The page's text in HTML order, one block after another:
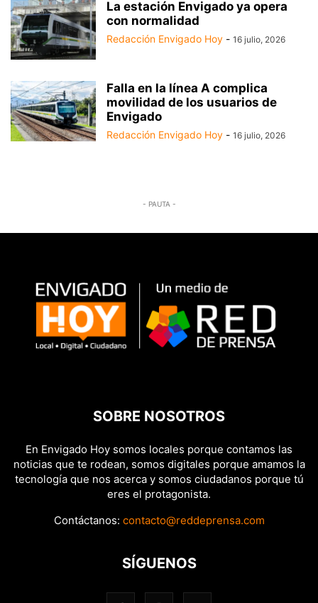
La estación Envigado ya opera
con normalidad
Redacción Envigado Hoy - 16 julio, 2026
Falla en la línea A complica
movilidad de los usuarios de
Envigado
Redacción Envigado Hoy - 16 julio, 2026
- PAUTA -
SOBRE NOSOTROS
En Envigado Hoy somos locales porque contamos las
noticias que te rodean, somos digitales porque amamos la
tecnología que nos acerca y somos ciudadanos porque tú
eres el protagonista.
Contáctanos: contacto@reddeprensa.com
SÍGUENOS